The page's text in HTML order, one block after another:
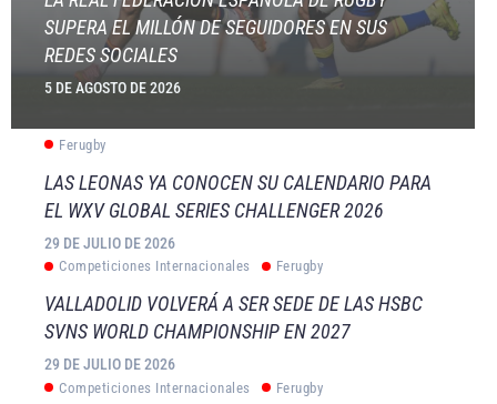
SUPERA EL MILLÓN DE SEGUIDORES EN SUS
REDES SOCIALES
5 DE AGOSTO DE 2026
Ferugby
LAS LEONAS YA CONOCEN SU CALENDARIO PARA
EL WXV GLOBAL SERIES CHALLENGER 2026
29 DE JULIO DE 2026
Competiciones Internacionales Ferugby
VALLADOLID VOLVERÁ A SER SEDE DE LAS HSBC
SVNS WORLD CHAMPIONSHIP EN 2027
29 DE JULIO DE 2026
Competiciones Internacionales Ferugby